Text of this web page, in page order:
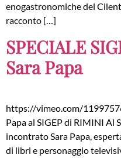
enogastronomiche del
racconto […]
SPECIALE
Sara Papa
https://vimeo.com/
Papa al SIGEP di RIMINI Al
incontrato Sara Papa,
di libri e personaggio